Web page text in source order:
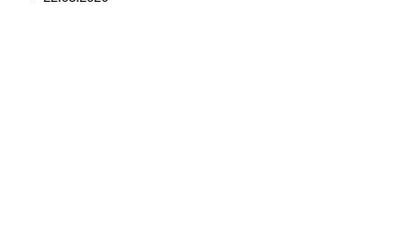
автомототехники